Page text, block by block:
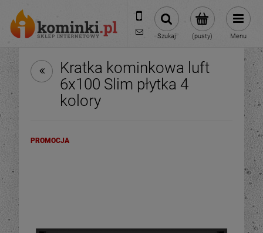
601954074
biuro@ikominki.pl
(pusty)
Szukaj Menu
Kratka kominkowa luft
6x100 Slim płytka 4
kolory
PROMOCJA